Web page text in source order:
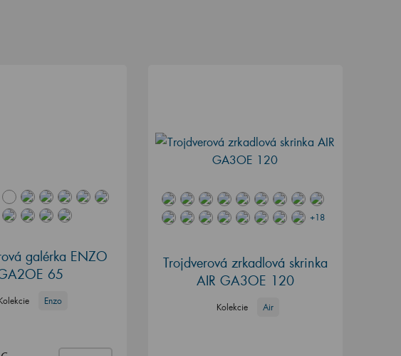
galérka ENZO
65
Enzo
+18
Trojdverová zrkadlová skrinka
AIR GA3OE 120
Kolekcie Air